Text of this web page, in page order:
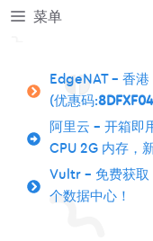
跳
菜单
EdgeNAT – 香
(优惠码:
阿里云 – 开箱即
CPU 2G 内存，
Vultr – 免费获取
个数据中心！